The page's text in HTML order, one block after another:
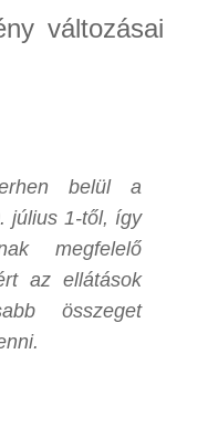
változásai
belül a
július 1-től, így
megfelelő
az ellátások
összeget